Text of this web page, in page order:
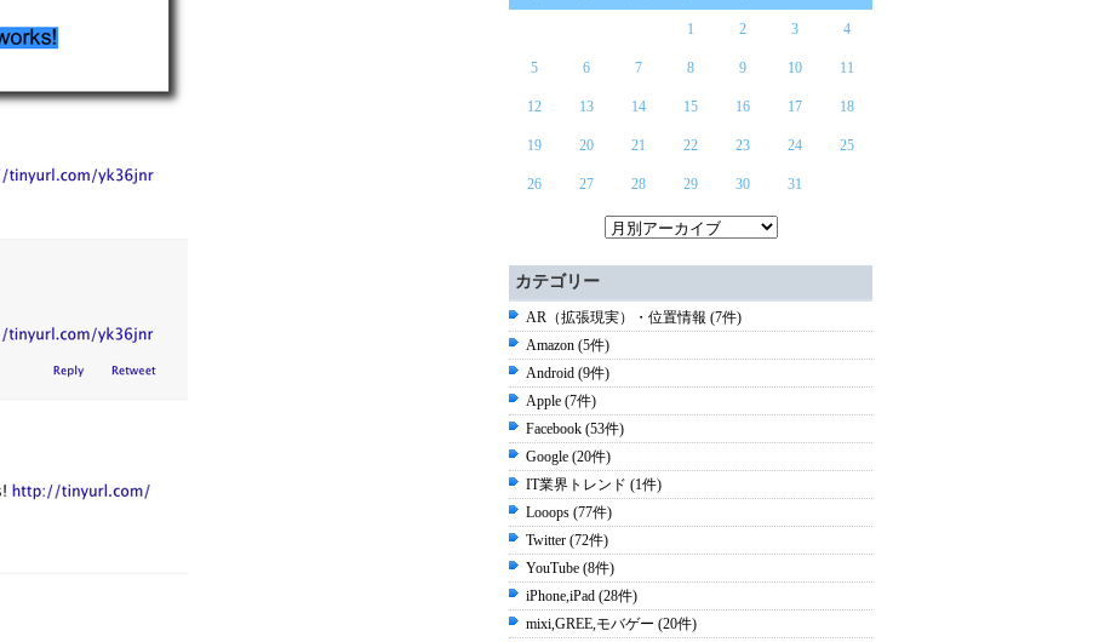
1 2 3 4
5 6 7 8 9 10 11
12 13 14 15 16 17 18
19 20 21 22 23 24 25
26 27 28 29 30 31
カテゴリー
AR（拡張現実）・位置情報 (7件)
Amazon (5件)
Android (9件)
Apple (7件)
Facebook (53件)
Google (20件)
IT業界トレンド (1件)
Looops (77件)
Twitter (72件)
YouTube (8件)
iPhone,iPad (28件)
mixi,GREE,モバゲー (20件)